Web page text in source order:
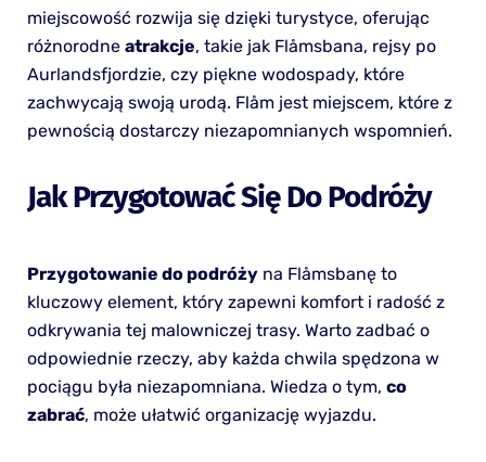
miejscowość rozwija się dzięki turystyce, oferując
różnorodne atrakcje, takie jak Flåmsbana, rejsy po
Aurlandsfjordzie, czy piękne wodospady, które
zachwycają swoją urodą. Flåm jest miejscem, które z
pewnością dostarczy niezapomnianych wspomnień.
Jak Przygotować Się Do Podróży
Przygotowanie do podróżyna Flåmsbanę to
kluczowy element, który zapewni komfort i radość z
odkrywania tej malowniczej trasy. Warto zadbać o
odpowiednie rzeczy, aby każda chwila spędzona w
pociągu była niezapomniana. Wiedza o tym, co
zabrać, może ułatwić organizację wyjazdu.